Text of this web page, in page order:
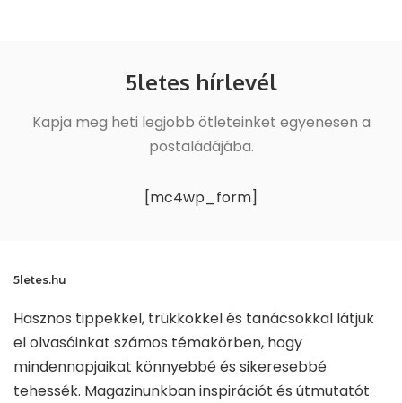
5letes hírlevél
Kapja meg heti legjobb ötleteinket egyenesen a
postaládájába.
[mc4wp_form]
5letes.hu
Hasznos tippekkel, trükkökkel és tanácsokkal látjuk
el olvasóinkat számos témakörben, hogy
mindennapjaikat könnyebbé és sikeresebbé
tehessék. Magazinunkban inspirációt és útmutatót